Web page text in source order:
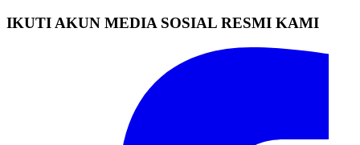
IKUTI AKUN MEDIA SOSIAL RESMI KAMI